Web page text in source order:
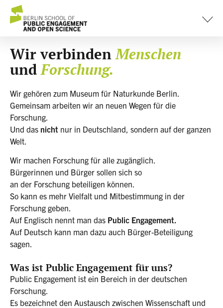
content
Wir verbindenMenschen
undForschung.
Wir gehören zum Museum für Naturkunde Berlin.
Gemeinsam arbeiten wir an neuen Wegen für die
Forschung.
Und das nicht nur in Deutschland, sondern auf der ganzen
Welt.
Wir machen Forschung für alle zugänglich.
Bürgerinnen und Bürger sollen sich so
an der Forschung beteiligen können.
So kann es mehr Vielfalt und Mitbestimmung in der
Forschung geben.
Auf Englisch nennt man das Public Engagement.
Auf Deutsch kann man dazu auch Bürger-Beteiligung
sagen.
Was ist Public Engagement für uns?
Public Engagement ist ein Bereich in der deutschen
Forschung.
Es bezeichnet den Austausch zwischen Wissenschaft und